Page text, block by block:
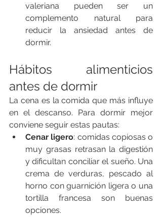
valeriana pueden ser un
complemento natural para
reducir la ansiedad antes de
dormir.
Hábitos alimenticios
antes de dormir
La cena es la comida que más influye
en el descanso. Para dormir mejor
conviene seguir estas pautas:
Cenar ligero: comidas copiosas o
muy grasas retrasan la digestión
y dificultan conciliar el sueño. Una
crema de verduras, pescado al
horno con guarnición ligera o una
tortilla francesa son buenas
opciones.